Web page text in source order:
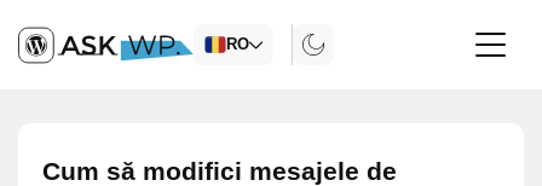
RO
Cum să modifici mesajele de